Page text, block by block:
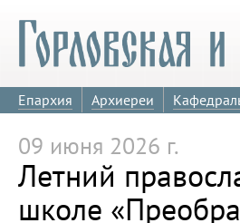
Епархия Архиереи
09 июня 2026 г.
Летний
школе